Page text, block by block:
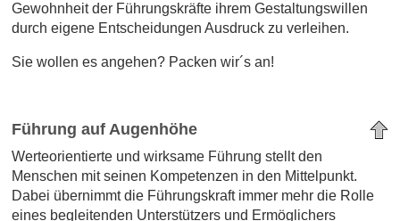
Gewohnheit der Führungskräfte ihrem Gestaltungswillen
durch eigene Entscheidungen Ausdruck zu verleihen.
Sie wollen es angehen? Packen wir´s an!
Führung auf Augenhöhe
Werteorientierte und wirksame Führung stellt den
Menschen mit seinen Kompetenzen in den Mittelpunkt.
Dabei übernimmt die Führungskraft immer mehr die Rolle
eines begleitenden Unterstützers und Ermöglichers